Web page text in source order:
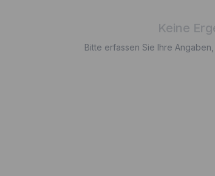
Keine
Bitte erfassen Sie Ihre